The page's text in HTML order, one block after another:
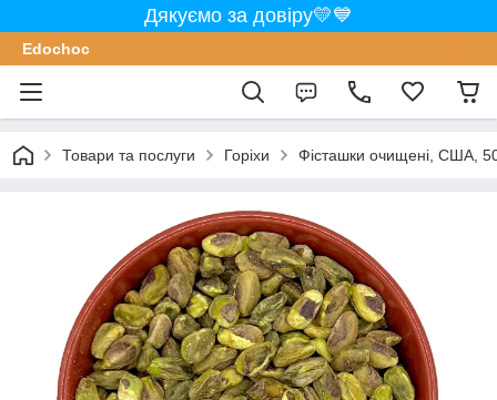
Дякуємо за довіру💛💙
Edochoс
Товари та послуги Горіхи Фісташки очищені, США,